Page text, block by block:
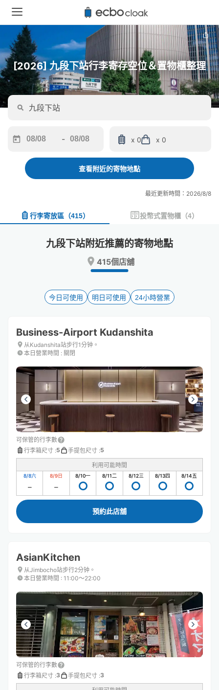
[2026] 九段下站行李寄存空位＆置物櫃整理
forward
interact
and
the
keyboard
shortcuts
for
changing
dates.
-
backward
interact
and
a
date.
Press
key
to
the
keyboard
shortcuts
for
changing
dates.
x 0 x 0
查看附近的寄物地點
最近更新時間：2026/8/8
行李寄放區 （415） 投幣式置物櫃 （4）
九段下站附近推薦的寄物地點
415個店舖
今日可使用 明日可使用 24小時營業
Business-Airport Kudanshita
从Kudanshita站步行1分钟。
本日營業時間 : 關閉
可保管的行李數
行李箱尺寸 :5 手提包尺寸 :5
利用可能時間
8/8六 8/9日 8/10一 8/11二 8/12三 8/13四 8/14五
預約此店舖
AsianKitchen
从Jimbocho站步行2分钟。
本日營業時間 : 11:00〜22:00
可保管的行李數
行李箱尺寸 :3 手提包尺寸 :3